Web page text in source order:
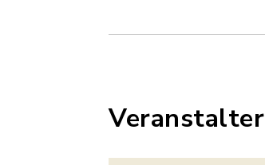
Veranstalter